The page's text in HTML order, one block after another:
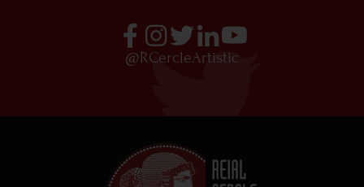
@RCercleArtistic